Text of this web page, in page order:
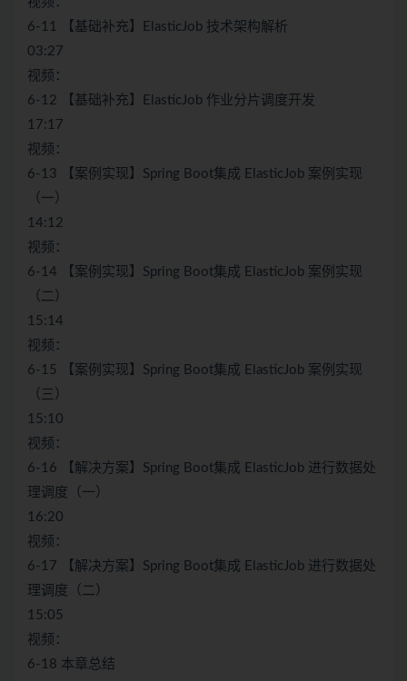
6-11 【基础补充】ElasticJob 技术架构解析
03:27
视频：
6-12 【基础补充】ElasticJob 作业分片调度开发
17:17
视频：
6-13 【案例实现】Spring Boot集成 ElasticJob 案例实现
（一）
14:12
视频：
6-14 【案例实现】Spring Boot集成 ElasticJob 案例实现
（二）
15:14
视频：
6-15 【案例实现】Spring Boot集成 ElasticJob 案例实现
（三）
15:10
视频：
6-16 【解决方案】Spring Boot集成 ElasticJob 进行数据处
理调度（一）
16:20
视频：
6-17 【解决方案】Spring Boot集成 ElasticJob 进行数据处
理调度（二）
15:05
视频：
6-18 本章总结